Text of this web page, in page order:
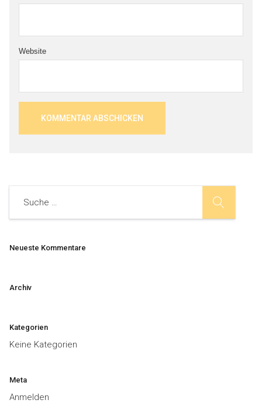
Website
Neueste Kommentare
Archiv
Kategorien
Keine Kategorien
Meta
Anmelden